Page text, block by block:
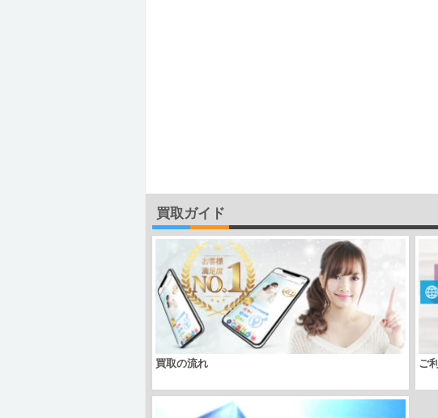
買取ガイド
買取の流れ ご